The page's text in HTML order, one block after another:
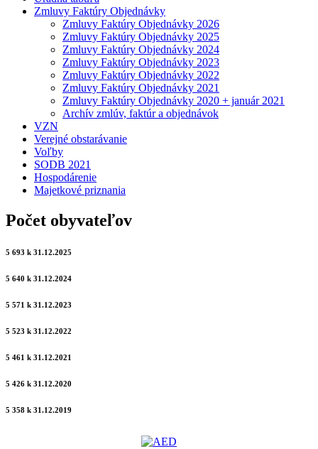
Zmluvy Faktúry Objednávky
Zmluvy Faktúry Objednávky 2026
Zmluvy Faktúry Objednávky 2025
Zmluvy Faktúry Objednávky 2024
Zmluvy Faktúry Objednávky 2023
Zmluvy Faktúry Objednávky 2022
Zmluvy Faktúry Objednávky 2021
Zmluvy Faktúry Objednávky 2020 + január 2021
Archív zmlúv, faktúr a objednávok
VZN
Verejné obstarávanie
Voľby
SODB 2021
Hospodárenie
Majetkové priznania
Počet obyvateľov
5 693 k 31.12.2025
5 640 k 31.12.2024
5 571 k 31.12.2023
5 523 k 31.12.2022
5 461 k 31.12.2021
5 426 k 31.12.2020
5 358 k 31.12.2019